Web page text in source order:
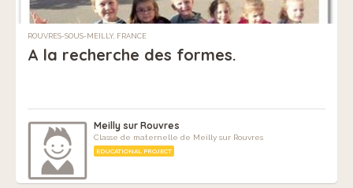
ROUVRES-SOUS-MEILLY, FRANCE
A la recherche des formes.
Meilly sur Rouvres
Classe de maternelle de Meilly sur Rouvres
EDUCATIONAL PROJECT